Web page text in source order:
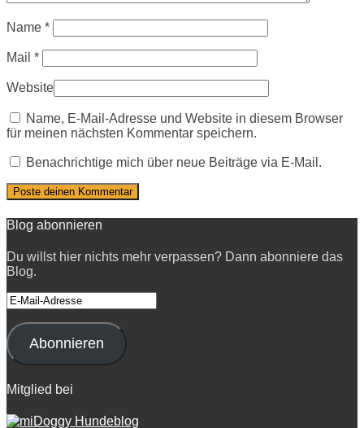
Name *
Mail *
Website
Name, E-Mail-Adresse und Website in diesem Browser
für meinen nächsten Kommentar speichern.
Benachrichtige mich über neue Beiträge via E-Mail.
Blog abonnieren
Du willst hier nichts mehr verpassen? Dann abonniere das
Blog.
E-
Mail-
Adresse
Abonnieren
Mitglied bei